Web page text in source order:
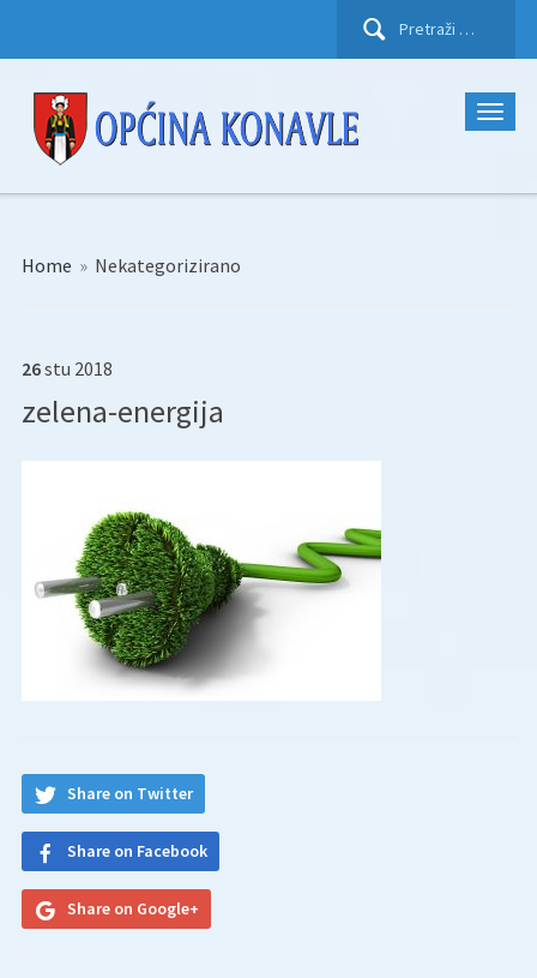
Pretraži:
Home » Nekategorizirano
26stu 2018
zelena-energija
Share on Twitter
Share on Facebook
Share on Google+